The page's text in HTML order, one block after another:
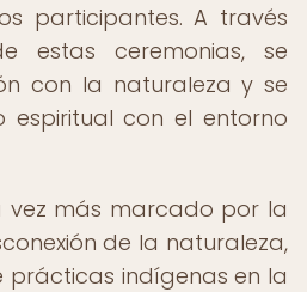
participantes. A través
estas ceremonias, se
con la naturaleza y se
espiritual con el entorno
vez más marcado por la
de la naturaleza,
prácticas indígenas en la